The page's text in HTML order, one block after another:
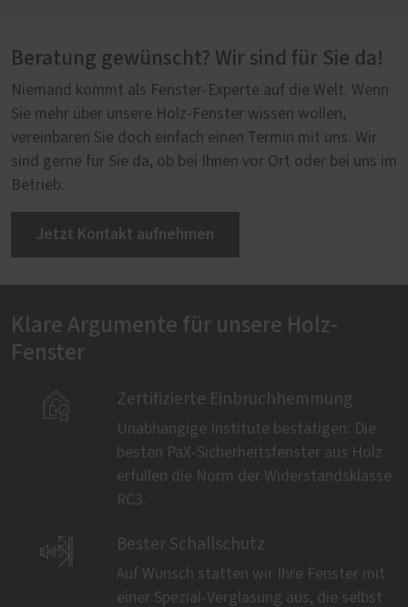
PaXpremium 78
Beratung gewünscht? Wir sind für Sie da!
Niemand kommt als Fenster-Experte auf die Welt. Wenn
Sie mehr über unsere Holz-Fenster wissen wollen,
vereinbaren Sie doch einfach einen Termin mit uns. Wir
sind gerne für Sie da, ob bei Ihnen vor Ort oder bei uns im
Betrieb.
Jetzt Kontakt aufnehmen
Klare Argumente für unsere Holz-
Fenster
 Zertifizierte Einbruchhemmung
Unabhängige Institute bestätigen: Die
besten PaX-Sicherheitsfenster aus Holz
erfüllen die Norm der Widerstandsklasse
RC3.
 Bester Schallschutz
Auf Wunsch statten wir Ihre Fenster mit
einer Spezial-Verglasung aus, die selbst